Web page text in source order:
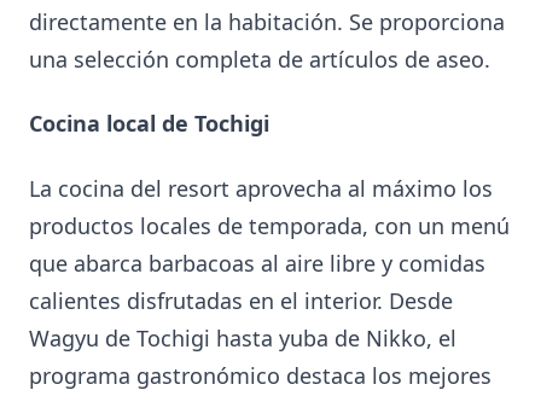
directamente en la habitación. Se proporciona
una selección completa de artículos de aseo.
Cocina local de Tochigi
La cocina del resort aprovecha al máximo los
productos locales de temporada, con un menú
que abarca barbacoas al aire libre y comidas
calientes disfrutadas en el interior. Desde
Wagyu de Tochigi hasta yuba de Nikko, el
programa gastronómico destaca los mejores